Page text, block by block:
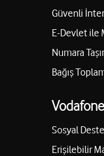
Güvenli
E-Devlet ile
Numara
Bağış
Sosyal
Erişilebilir